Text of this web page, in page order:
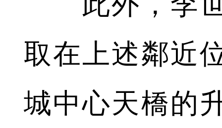
取在上述鄰近
城中心天橋的